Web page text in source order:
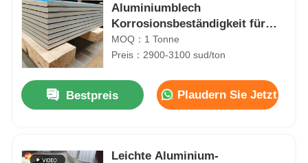
Aluminiumblech
Korrosionsbeständigkeit für
Automobile
MOQ：1 Tonne
Preis：2900-3100 sud/ton
Bestpreis Plaudern Sie Jetzt
Leichte Aluminium-